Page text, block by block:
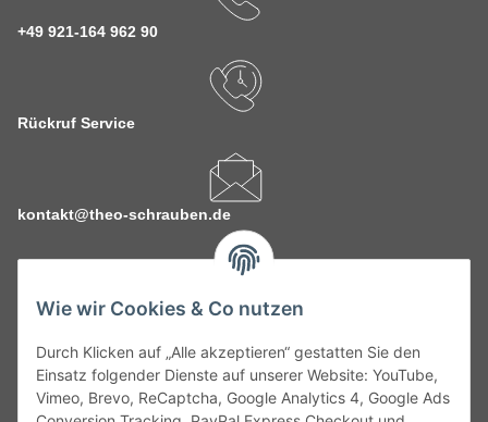
Wie wir Cookies & Co nutzen
Durch Klicken auf „Alle akzeptieren“ gestatten Sie den
Einsatz folgender Dienste auf unserer Website: YouTube,
Vimeo, Brevo, ReCaptcha, Google Analytics 4, Google Ads
+49 921-164 962 90
Rückruf Service
kontakt@theo-schrauben.de
Service